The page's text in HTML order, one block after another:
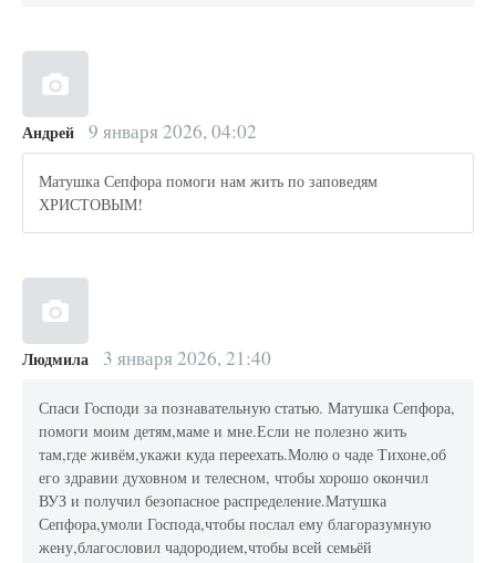
Андрей 9 января 2026, 04:02
Матушка Сепфора помоги нам жить по заповедям
ХРИСТОВЫМ!
Людмила 3 января 2026, 21:40
Спаси Господи за познавательную статью. Матушка Сепфора,
помоги моим детям,маме и мне.Если не полезно жить
там,где живём,укажи куда переехать.Молю о чаде Тихоне,об
его здравии духовном и телесном, чтобы хорошо окончил
ВУЗ и получил безопасное распределение.Матушка
Сепфора,умоли Господа,чтобы послал ему благоразумную
жену,благословил чадородием,чтобы всей семьёй